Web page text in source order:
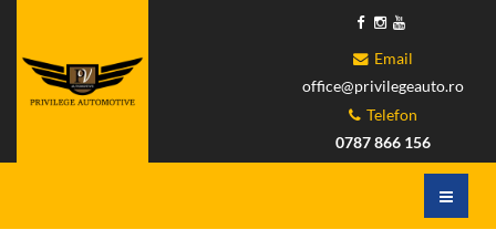
Email
office@privilegeauto.ro
Telefon
0787 866 156